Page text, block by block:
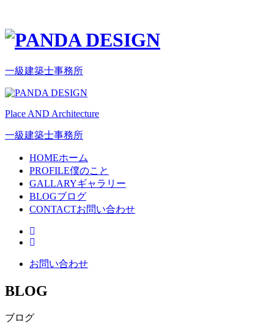
一級建築士事務所
Place AND Architecture
一級建築士事務所
HOMEホーム
PROFILE僕のこと
GALLARYギャラリー
BLOGブログ
CONTACTお問い合わせ
お問い合わせ
BLOG
ブログ